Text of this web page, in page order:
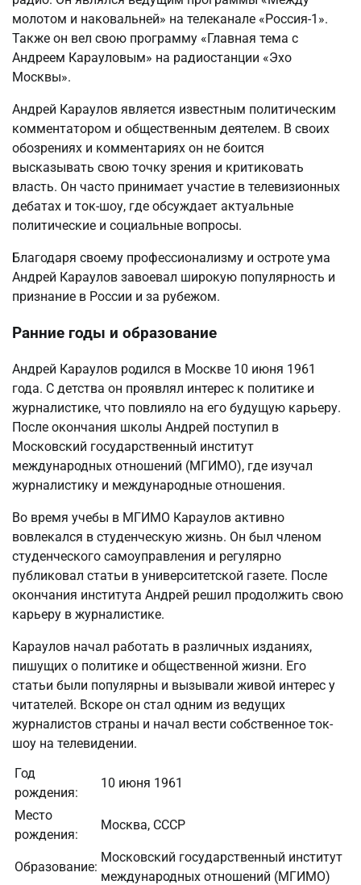
молотом и наковальней» на телеканале «Россия-1».
Также он вел свою программу «Главная тема с
Андреем Карауловым» на радиостанции «Эхо
Москвы».
Андрей Караулов является известным политическим
комментатором и общественным деятелем. В своих
обозрениях и комментариях он не боится
высказывать свою точку зрения и критиковать
власть. Он часто принимает участие в телевизионных
дебатах и ток-шоу, где обсуждает актуальные
политические и социальные вопросы.
Благодаря своему профессионализму и остроте ума
Андрей Караулов завоевал широкую популярность и
признание в России и за рубежом.
Ранние годы и образование
Андрей Караулов родился в Москве 10 июня 1961
года. С детства он проявлял интерес к политике и
журналистике, что повлияло на его будущую карьеру.
После окончания школы Андрей поступил в
Московский государственный институт
международных отношений (МГИМО), где изучал
журналистику и международные отношения.
Во время учебы в МГИМО Караулов активно
вовлекался в студенческую жизнь. Он был членом
студенческого самоуправления и регулярно
публиковал статьи в университетской газете. После
окончания института Андрей решил продолжить свою
карьеру в журналистике.
Караулов начал работать в различных изданиях,
пишущих о политике и общественной жизни. Его
статьи были популярны и вызывали живой интерес у
читателей. Вскоре он стал одним из ведущих
журналистов страны и начал вести собственное ток-
шоу на телевидении.
Год
рождения:
10 июня 1961
Место
рождения:
Москва, СССР
Образование:
Московский государственный институт
международных отношений (МГИМО)